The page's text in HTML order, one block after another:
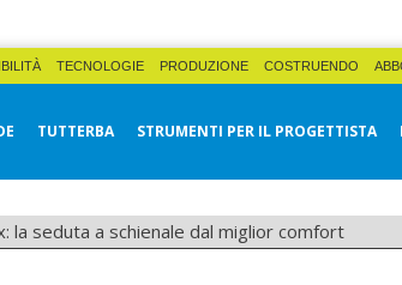
TECNOLOGIE PRODUZIONE COSTRUENDO
TUTTERBA STRUMENTI PER IL PROGETTISTA
la seduta a schienale dal miglior comfort